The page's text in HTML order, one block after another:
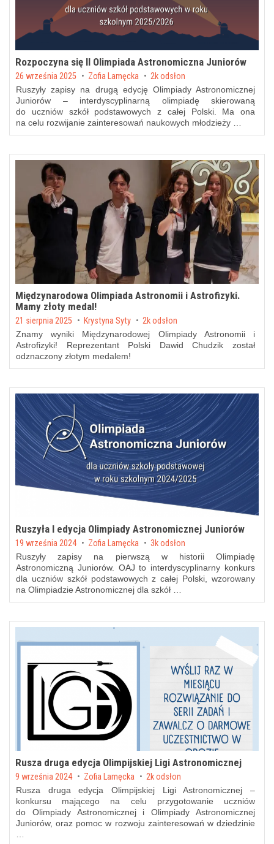
Rozpoczyna się II Olimpiada Astronomiczna Juniorów
Posted on
26 września 2025 by Zofia Lamęcka 2k odsłon
Ruszyły zapisy na drugą edycję Olimpiady Astronomicznej
Juniorów – interdyscyplinarną olimpiadę skierowaną
do uczniów szkół podstawowych z całej Polski. Ma ona
na celu rozwijanie zainteresowań naukowych młodzieży …
Międzynarodowa Olimpiada Astronomii i Astrofizyki.
Mamy złoty medal!
Posted on
21 sierpnia 2025 by Krystyna Syty 2k odsłon
Znamy wyniki Międzynarodowej Olimpiady Astronomii i
Astrofizyki! Reprezentant Polski Dawid Chudzik został
odznaczony złotym medalem!
Ruszyła I edycja Olimpiady Astronomicznej Juniorów
Posted on
19 września 2024 by Zofia Lamęcka 3k odsłon
Ruszyły zapisy na pierwszą w historii Olimpiadę
Astronomiczną Juniorów. OAJ to interdyscyplinarny konkurs
dla uczniów szkół podstawowych z całej Polski, wzorowany
na Olimpiadzie Astronomicznej dla szkół …
Rusza druga edycja Olimpijskiej Ligi Astronomicznej
Posted on
9 września 2024 by Zofia Lamęcka 2k odsłon
Rusza druga edycja Olimpijskiej Ligi Astronomicznej –
konkursu mającego na celu przygotowanie uczniów
do Olimpiady Astronomicznej i Olimpiady Astronomicznej
Juniorów, oraz pomoc w rozwoju zainteresowań w dziedzinie